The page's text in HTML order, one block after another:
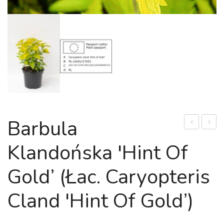
(Łac.
Hosta
Barbula
Klandońska 'Hint Of
Gold’ (łac. Caryopteris
Cland 'Hint Of Gold’)